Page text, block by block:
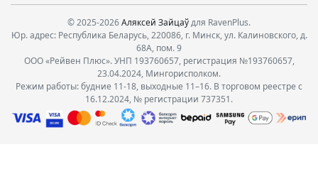
© 2025-2026Аляксей Зайцаўдля RavenPlus.
Юр. адрес: Республика Беларусь, 220086, г. Минск, ул. Калиновского, д.
68А, пом. 9
ООО «Рейвен Плюс». УНП 193760657, регистрация №193760657,
23.04.2024, Мингорисполком.
Режим работы: будние 11-18, выходные 11–16. В торговом реестре с
16.12.2024, № регистрации 737351.